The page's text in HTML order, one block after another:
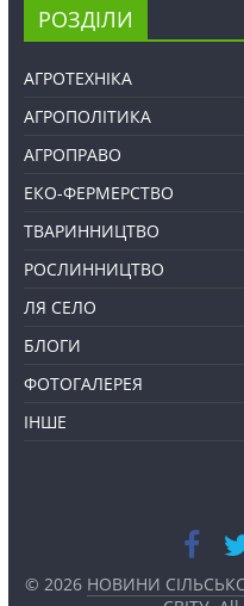
РОЗДІЛИ
АГРОТЕХНІКА
АГРОПОЛІТИКА
АГРОПРАВО
ЕКО-ФЕРМЕРСТВО
ТВАРИННИЦТВО
РОСЛИННИЦТВО
ЛЯ СЕЛО
БЛОГИ
ФОТОГАЛЕРЕЯ
ІНШЕ
© 2026 НОВИНИ